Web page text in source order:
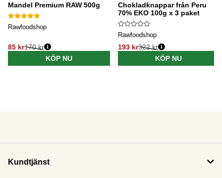
Mandel Premium RAW 500g
Rawfoodshop
85 kr170 kr
KÖP NU
Chokladknappar från Peru
70% EKO 100g x 3 paket
Rawfoodshop
193 kr322 kr
KÖP NU
Kundtjänst